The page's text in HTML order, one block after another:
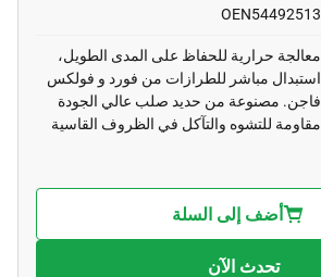
OEN54492513
معالجة حرارية للحفاظ على المدى الطويل،
استبدال مباشر للطرازات من فورد و فولكس
فاجن. مصنوعة من حديد صلب عالي الجودة
مقاومة للتشوه والتآكل في الظروف القاسية
أضف إلى السلة
تحدث الآن